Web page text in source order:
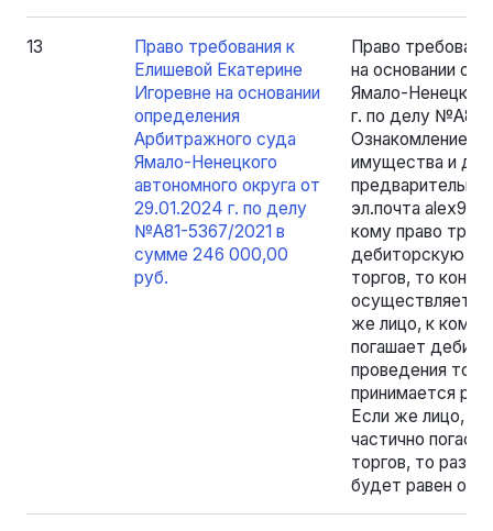
13
Право требования к
Елишевой Екатерине
Игоревне на основании
определения
Арбитражного суда
Ямало-Ненецкого
автономного округа от
29.01.2024 г. по делу
№А81-5367/2021 в
сумме 246 000,00
руб.
Право
на основании
Ямало-
г. по делу
Ознакомление
имущества и
эл.почта
кому право
дебиторскую
торгов, то
осуществляет
же лицо, к кому
погашает
проведения
принимается
Если же лицо, к
частично
торгов, то
будет равен